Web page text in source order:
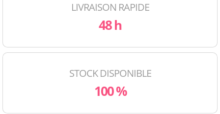
LIVRAISON RAPIDE
48 h
STOCK DISPONIBLE
100 %